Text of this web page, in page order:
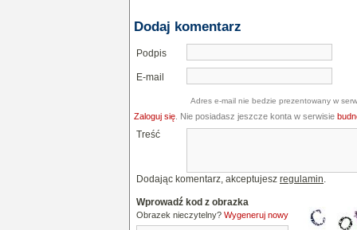
Dodaj komentarz
Podpis
E-mail
Adres e-mail nie bedzie prezentowany w
Zaloguj się . Nie posiadasz jeszcze konta w serwisie
Treść
Dodając komentarz, akceptujesz regulamin.
Wprowadź kod z obrazka
Obrazek nieczytelny? Wygeneruj nowy